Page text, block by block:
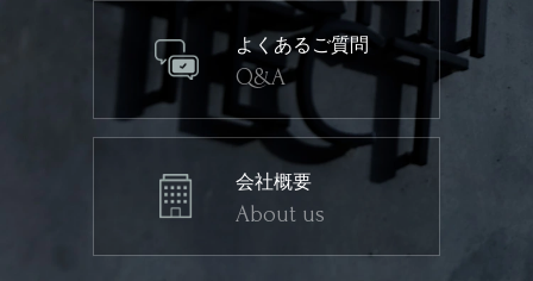
よくあるご質問
Q&A
会社概要
About us